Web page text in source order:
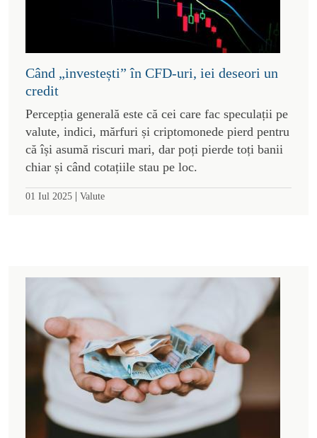
Când „investești” în CFD-uri, iei deseori un
credit
Percepția generală este că cei care fac speculații pe
valute, indici, mărfuri și criptomonede pierd pentru
că își asumă riscuri mari, dar poți pierde toți banii
chiar și când cotațiile stau pe loc.
01 Iul 2025 | Valute